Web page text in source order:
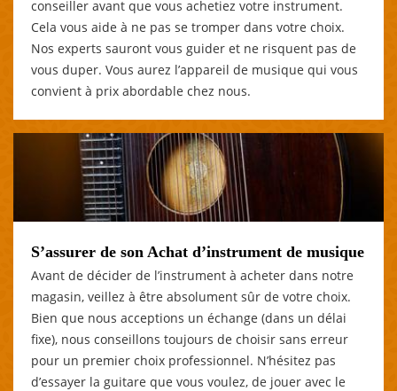
conseiller avant que vous achetiez votre instrument.
Cela vous aide à ne pas se tromper dans votre choix.
Nos experts sauront vous guider et ne risquent pas de
vous duper. Vous aurez l’appareil de musique qui vous
convient à prix abordable chez nous.
S’assurer de son Achat d’instrument de musique
Avant de décider de l’instrument à acheter dans notre
magasin, veillez à être absolument sûr de votre choix.
Bien que nous acceptions un échange (dans un délai
fixe), nous conseillons toujours de choisir sans erreur
pour un premier choix professionnel. N’hésitez pas
d’essayer la guitare que vous voulez, de jouer avec le